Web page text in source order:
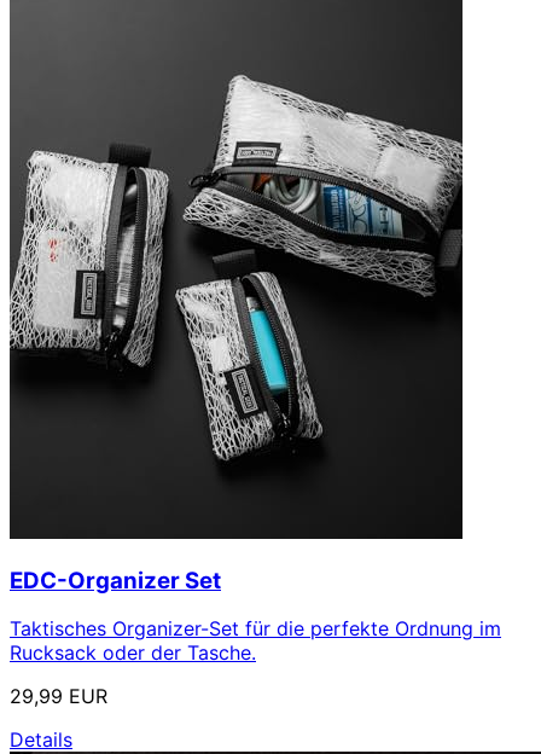
EDC-Organizer Set
Taktisches Organizer-Set für die perfekte Ordnung im
Rucksack oder der Tasche.
29,99 EUR
Details